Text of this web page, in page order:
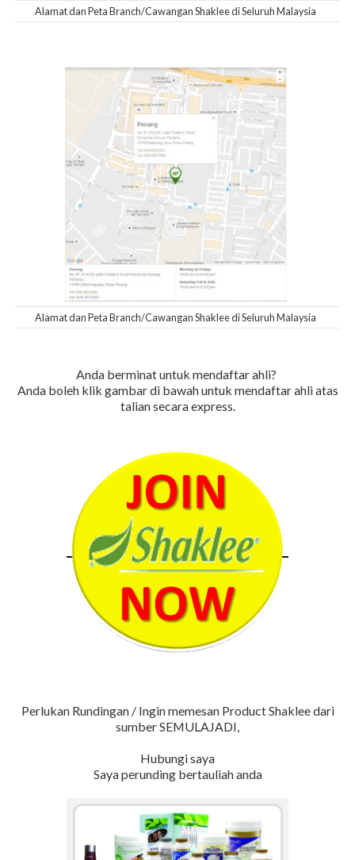
Alamat dan Peta Branch/Cawangan Shaklee di Seluruh Malaysia
Alamat dan Peta Branch/Cawangan Shaklee di Seluruh Malaysia
Anda berminat untuk mendaftar ahli?
Anda boleh klik gambar di bawah untuk mendaftar ahli atas
talian secara express.
Perlukan Rundingan / Ingin memesan Product Shaklee dari
sumber SEMULAJADI,
Hubungi saya
Saya perunding bertauliah anda